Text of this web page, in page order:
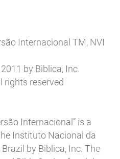
Internacional TM, NVI
by Biblica, Inc.
rights reserved
Internacional” is a
Instituto Nacional da
by Biblica, Inc. The